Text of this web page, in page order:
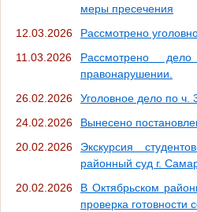
меры пресечения
12.03.2026
Рассмотрено
11.03.2026
Рассмотрено
правонарушении.
26.02.2026
Уголовное дело по ч.
24.02.2026
Вынесено
20.02.2026
Экскурсия
районный суд г.
20.02.2026
В Октябрьском
проверка готовности